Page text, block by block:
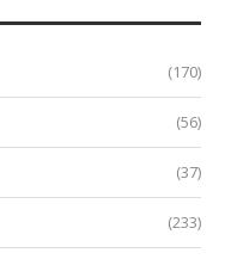
(170)
(56)
(37)
(233)